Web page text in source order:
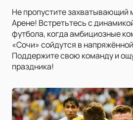
Не пропустите захватывающий
Арене! Встретьтесь с
футбола, когда амбициозные
«Сочи» сойдутся в
Поддержите свою команду и
праздника!